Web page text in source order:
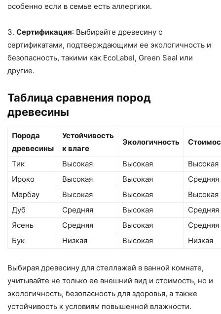
особенно если в семье есть аллергики.
3. Сертификация: Выбирайте древесину с
сертификатами, подтверждающими ее экологичность и
безопасность, такими как EcoLabel, Green Seal или
другие.
Таблица сравнения пород
древесины
Порода
древесины
Устойчивость
к влаге
Экологичность
Тик Высокая Высокая
Высокая
Ироко
Высокая Высокая
Средняя
Мербау
Высокая Высокая
Высокая
Дуб
Средняя Высокая
Средняя
Ясень
Средняя Высокая
Средняя
Бук
Низкая Высокая Низкая
Выбирая древесину для стеллажей в ванной комнате,
учитывайте не только ее внешний вид и стоимость, но и
экологичность, безопасность для здоровья, а также
устойчивость к условиям повышенной влажности.